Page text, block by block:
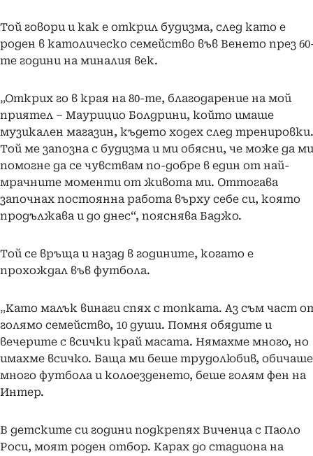
Той говори и как е открил будизма, след като е
роден в католическо семейство във Венето през
те години на миналия век.
„Открих го в края на 80-те, благодарение на мой
приятел – Маурицио Болдрини, който имаше
музикален магазин, където ходех след тренировки.
Той ме запозна с будизма и ми обясни, че може да ми
помогне да се чувствам по-добре в един от най-
мрачните моменти от живота ми. Оттогава
започнах постоянна работа върху себе си, която
продължава и до днес“, пояснява Баджо.
Той се връща и назад в годините, когато е
прохождал във футбола.
„Като малък винаги спях с топката. Аз съм част
голямо семейство, 10 души. Помня обядите и
вечерите с всички край масата. Нямахме много, но
имахме всичко. Баща ми беше трудолюбив, обичаше
много футбола и колоезденето, беше голям фен на
Интер.
В детските си години подкрепях Виченца с Паоло
Роси, моят роден отбор. Карах до стадиона на